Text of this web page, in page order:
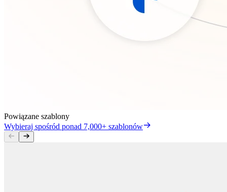
Powiązane szablony
Wybieraj spośród ponad 7,000+ szablonów